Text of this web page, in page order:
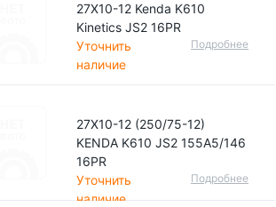
27X10-12 Kenda K610
Kinetics JS2 16PR
Уточнить
наличие
Подробнее
27X10-12 (250/75-12)
KENDA K610 JS2 155A5/146
16PR
Уточнить
наличие
Подробнее